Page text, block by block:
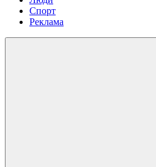
Спорт
Реклама